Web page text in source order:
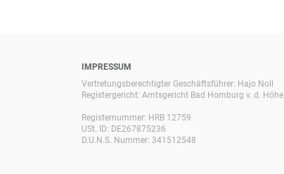
IMPRESSUM
Vertretungsberechtigter Geschäftsführer: Hajo Noll
Registergericht: Amtsgericht Bad Homburg v. d. Höhe
Registernummer: HRB 12759
USt. ID: DE267875236
D.U.N.S. Nummer: 341512548